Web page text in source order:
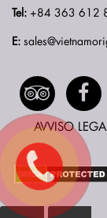
Tel: +84 363 612
E:
AVVISO